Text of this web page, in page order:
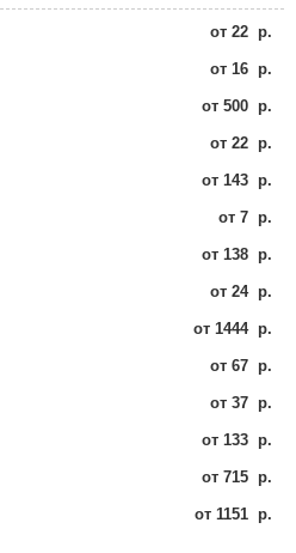
от 22 р.
от 16 р.
от 500 р.
от 22 р.
от 143 р.
от 7 р.
от 138 р.
от 24 р.
от 1444 р.
от 67 р.
от 37 р.
от 133 р.
от 715 р.
от 1151 р.